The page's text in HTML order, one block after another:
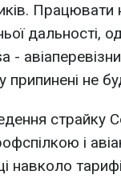
Працювати
дальності,
-
припинені не
страйку
і
навколо